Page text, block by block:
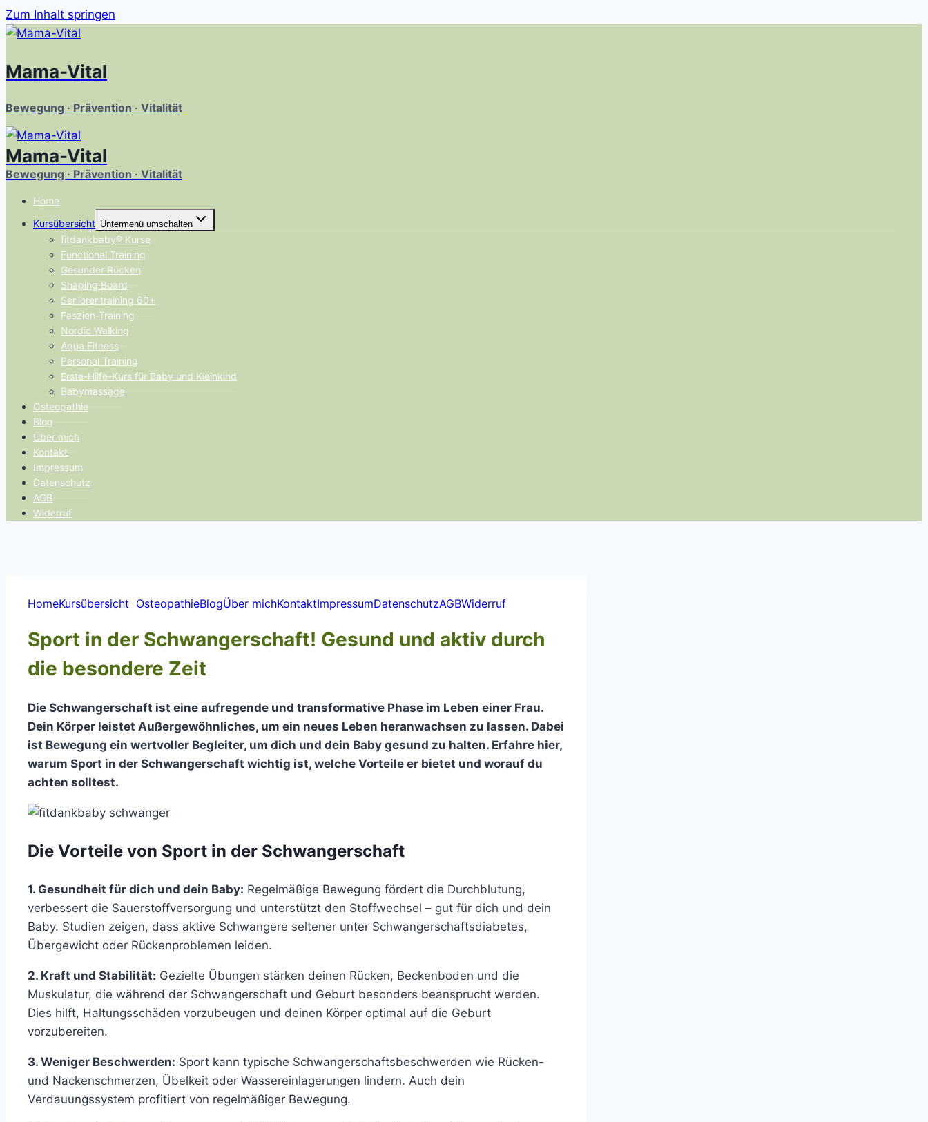
Zum Inhalt springen
Mama-Vital
Bewegung · Prävention · Vitalität
Mama-Vital
Bewegung · Prävention · Vitalität
Home
Kursübersicht Untermenü umschalten
fitdankbaby® Kurse
Functional Training
Gesunder Rücken
Shaping Board
Seniorentraining 60+
Faszien-Training
Nordic Walking
Aqua Fitness
Personal Training
Erste-Hilfe-Kurs für Baby und Kleinkind
Babymassage
Osteopathie
Blog
Über mich
Kontakt
Impressum
Datenschutz
AGB
Widerruf
HomeKursübersicht OsteopathieBlogÜber michKontaktImpressumDatenschutzAGBWiderruf
Sport in der Schwangerschaft! Gesund und aktiv durch
die besondere Zeit
Die Schwangerschaft ist eine aufregende und transformative Phase im Leben einer Frau.
Dein Körper leistet Außergewöhnliches, um ein neues Leben heranwachsen zu lassen. Dabei
ist Bewegung ein wertvoller Begleiter, um dich und dein Baby gesund zu halten. Erfahre hier,
warum Sport in der Schwangerschaft wichtig ist, welche Vorteile er bietet und worauf du
achten solltest.
Die Vorteile von Sport in der Schwangerschaft
1. Gesundheit für dich und dein Baby: Regelmäßige Bewegung fördert die Durchblutung,
verbessert die Sauerstoffversorgung und unterstützt den Stoffwechsel – gut für dich und dein
Baby. Studien zeigen, dass aktive Schwangere seltener unter Schwangerschaftsdiabetes,
Übergewicht oder Rückenproblemen leiden.
2. Kraft und Stabilität: Gezielte Übungen stärken deinen Rücken, Beckenboden und die
Muskulatur, die während der Schwangerschaft und Geburt besonders beansprucht werden.
Dies hilft, Haltungsschäden vorzubeugen und deinen Körper optimal auf die Geburt
vorzubereiten.
3. Weniger Beschwerden: Sport kann typische Schwangerschaftsbeschwerden wie Rücken-
und Nackenschmerzen, Übelkeit oder Wassereinlagerungen lindern. Auch dein
Verdauungssystem profitiert von regelmäßiger Bewegung.